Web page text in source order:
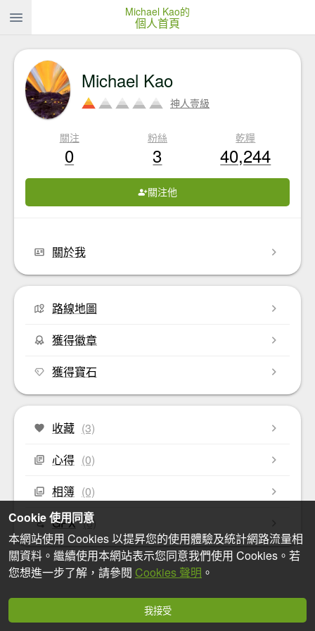
Michael Kao的
個人首頁
Michael Kao
神人壹級
關注
0
粉絲
3
乾糧
40,244
關注他
關於我
路線地圖
獲得徽章
獲得寶石
收藏 (3)
心得 (0)
相簿 (0)
GPX (6)
Cookie 使用同意
本網站使用 Cookies 以提昇您的使用體驗及統計網路流量相
關資料。繼續使用本網站表示您同意我們使用 Cookies。若
您想進一步了解，請參閱 Cookies 聲明 。
我接受